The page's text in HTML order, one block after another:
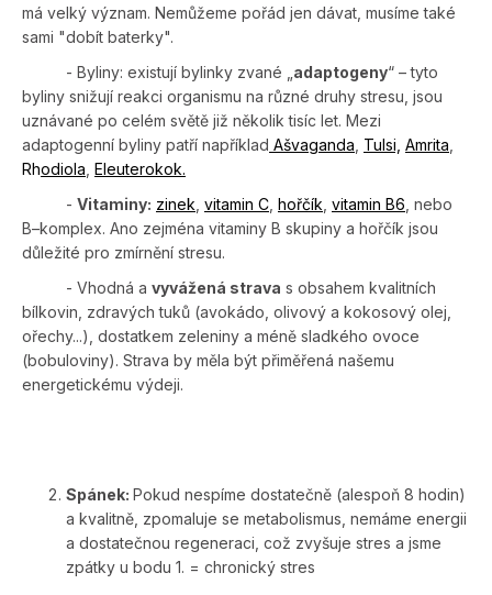
má velký význam. Nemůžeme pořád jen dávat, musíme také
sami "dobít baterky".
- Byliny: existují bylinky zvané „ adaptogeny“ – tyto
byliny snižují reakci organismu na různé druhy stresu, jsou
uznávané po celém světě již několik tisíc let. Mezi
adaptogenní byliny patří například Ašvaganda Tulsi, Amrita
Rhodiola Eleuterokok.
- Vitaminy: zinek vitamin C hořčík vitamin B6 , nebo
B–komplex. Ano zejména vitaminy B skupiny a hořčík jsou
důležité pro zmírnění stresu.
- Vhodná a vyvážená strava s obsahem kvalitních
bílkovin, zdravých tuků (avokádo, olivový a kokosový olej,
ořechy...), dostatkem zeleniny a méně sladkého ovoce
(bobuloviny). Strava by měla být přiměřená našemu
energetickému výdeji.
Spánek: Pokud nespíme dostatečně (alespoň 8 hodin)
a kvalitně, zpomaluje se metabolismus, nemáme energii
a dostatečnou regeneraci, což zvyšuje stres a jsme
zpátky u bodu 1. = chronický stres